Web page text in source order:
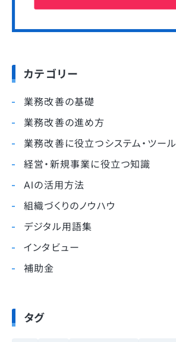
カテゴリー
業務改善の基礎
業務改善の進め方
業務改善に役立つシステム・ツール
経営・新規事業に役立つ知識
AIの活用方法
組織づくりのノウハウ
デジタル用語集
インタビュー
補助金
タグ